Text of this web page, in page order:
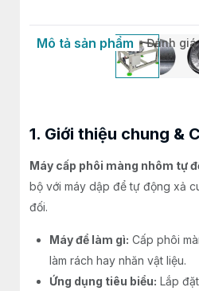
Mô tả sản phẩm Đánh giá
1. Giới thiệu chung &
Máy cấp phôi màng nhôm tự
bộ với máy dập để tự động xả
đối.
Máy để làm gì: Cấp phôi
làm rách hay nhăn vật liệu.
Ứng dụng tiêu biểu: Lắp